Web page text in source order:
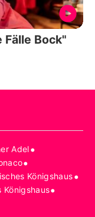
Bock"
Adel•
•
Königshaus•
Königshaus•